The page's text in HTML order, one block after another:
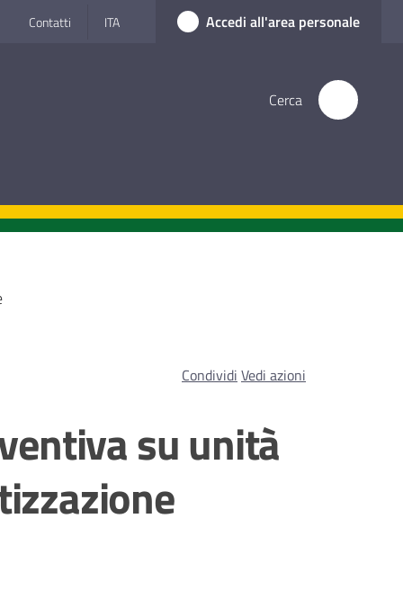
Contatti ITA Accedi all'area personale
Cerca
su unità
Condividi Vedi azioni